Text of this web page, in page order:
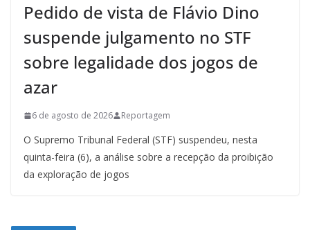
Pedido de vista de Flávio Dino
suspende julgamento no STF
sobre legalidade dos jogos de
azar
6 de agosto de 2026 Reportagem
O Supremo Tribunal Federal (STF) suspendeu, nesta
quinta-feira (6), a análise sobre a recepção da proibição
da exploração de jogos